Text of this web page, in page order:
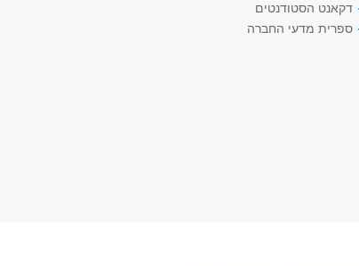
דקאנט הסטודנטים
ספרית מדעי החברה